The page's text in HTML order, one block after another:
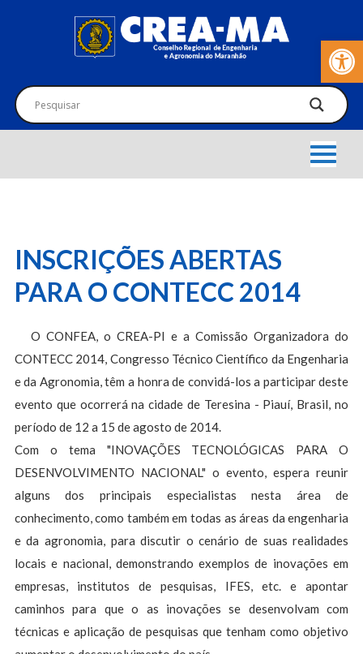
Barra de
INSCRIÇÕES ABERTAS
PARA O CONTECC 2014
O CONFEA, o CREA-PI e a Comissão Organizadora do
CONTECC 2014, Congresso Técnico Científico da Engenharia
e da Agronomia, têm a honra de convidá-los a participar deste
evento que ocorrerá na cidade de Teresina - Piauí, Brasil, no
período de 12 a 15 de agosto de 2014.
Com o tema "INOVAÇÕES TECNOLÓGICAS PARA O
DESENVOLVIMENTO NACIONAL" o evento, espera reunir
alguns dos principais especialistas nesta área de
conhecimento, como também em todas as áreas da engenharia
e da agronomia, para discutir o cenário de suas realidades
locais e nacional, demonstrando exemplos de inovações em
empresas, institutos de pesquisas, IFES, etc. e apontar
caminhos para que o as inovações se desenvolvam com
técnicas e aplicação de pesquisas que tenham como objetivo